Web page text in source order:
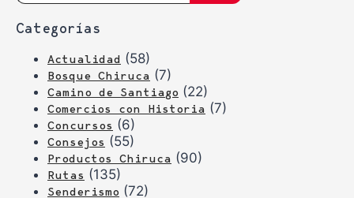
Categorías
Actualidad (58)
Bosque Chiruca (7)
Camino de Santiago (22)
Comercios con Historia (7)
Concursos (6)
Consejos (55)
Productos Chiruca (90)
Rutas (135)
Senderismo (72)